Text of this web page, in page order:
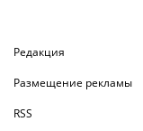
Редакция
Размещение рекламы
RSS